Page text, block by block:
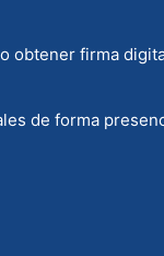
obtener firma
de forma